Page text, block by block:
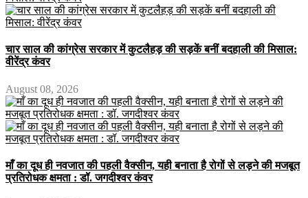
चार साल की कांग्रेस सरकार में कुटलैहड़ की सड़कें बनीं बदहाली की मिसाल:
वीरेंद्र कंवर
August 08, 2026
माँ का दूध ही नवजात की पहली वैक्सीन, यही बनाता है रोगों से लड़ने की मजबूत
प्रतिरोधक क्षमता : डॉ. जगदीश्वर कंवर